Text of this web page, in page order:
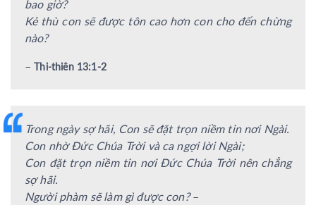
bao giờ?
Kẻ thù con sẽ được tôn cao hơn con cho đến chừng
nào?
–Thi-thiên 13:1-2
Trong ngày sợ hãi, Con sẽ đặt trọn niềm tin nơi Ngài.
Con nhờ Đức Chúa Trời và ca ngợi lời Ngài;
Con đặt trọn niềm tin nơi Đức Chúa Trời nên chẳng
sợ hãi.
Người phàm sẽ làm gì được con?–